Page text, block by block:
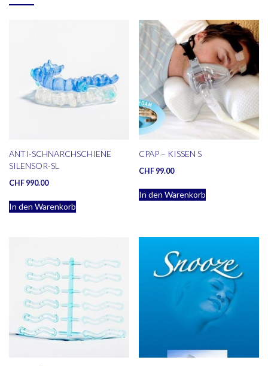
ANTI-SCHNARCHSCHIENE
SILENSOR-SL
CHF 990.00
In den Warenkorb
CPAP – KISSEN S
CHF 99.00
In den Warenkorb